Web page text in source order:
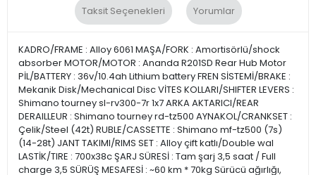
Taksit Seçenekleri Yorumlar
KADRO/FRAME : Alloy 6061 MAŞA/FORK : Amortisörlü/shock
absorber MOTOR/MOTOR : Ananda R201SD Rear Hub Motor
PİL/BATTERY : 36v/10.4ah Lithium battery FREN SİSTEMİ/BRAKE :
Mekanik Disk/Mechanical Disc VİTES KOLLARI/SHIFTER LEVERS :
Shimano tourney sl-rv300-7r 1x7 ARKA AKTARICI/REAR
DERAILLEUR : Shimano tourney rd-tz500 AYNAKOL/CRANKSET :
Çelik/Steel (42t) RUBLE/CASSETTE : Shimano mf-tz500 (7s)
(14-28t) JANT TAKIMI/RIMS SET : Alloy çift katlı/Double wal
LASTİK/TIRE : 700x38c ŞARJ SÜRESİ : Tam şarj 3,5 saat / Full
charge 3,5 SÜRÜŞ MESAFESİ : ~60 km * 70kg Sürücü ağırlığı,